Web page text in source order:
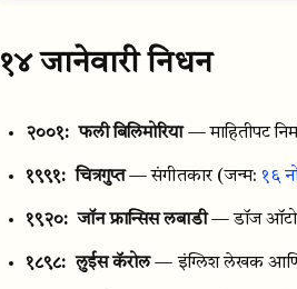
१४ जानेवारी निधन
२००१: फली बिलिमोरिया — माहितीपट
१९९१: चित्रगुप्त — संगीतकार (जन्म:१६
१९२०: जॉन फ्रान्सिस लबाडी — डॉज
१८९८: लुईस कॅरोल — इंग्लिश लेखक आणि